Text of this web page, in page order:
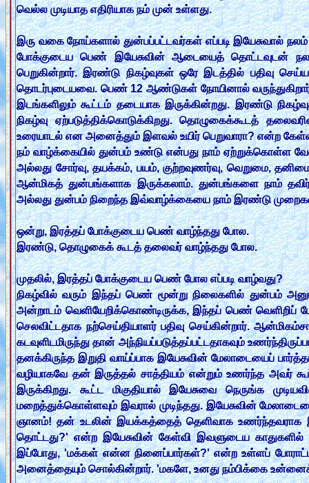
வெல்ல முடியாத எதிரியாக நம் முன் உள்ளது.
இரு வகை நோய்களால் துன்பப்பட்டவர்கள் எப்படி இயேசுவால்
போக்குடைய பெண் இயேசுவின் ஆடையைத் தொட்டவுடன்
பெறுகின்றார். இரண்டு நிகழ்வுகள் ஒரே இடத்தில் பதிவு
தொடர்புடையவை. பெண் 12 ஆண்டுகள் நோயினால்
இடங்களிலும் கூட்டம் தடையாக இருக்கின்றது. இரண்டு
நிகழ்வு ஏற்படுத்திக்கொடுக்கிறது. தொழுகைக்கூடத்
உரையாடல் என அனைத்தும் இளவல் உயிர் பெறுவாரா? என்ற
நம் வாழ்க்கையில் துன்பம் உண்டு என்பது நாம் ஏற்றுக்கொள்ள
அல்லது சோர்வு, தயக்கம், பயம், குற்றவுணர்வு, வெறுமை,
ஆன்மிகத் துன்பங்களாக இருக்கலாம். துன்பங்களை நாம்
அல்லது துன்பம் நிறைந்த இவ்வாழ்க்கையை நாம் இரண்டு
ஒன்று, இரத்தப் போக்குடைய பெண் வாழ்ந்தது போல.
இரண்டு, தொழுகைக் கூடத் தலைவர் வாழ்ந்தது போல.
முதலில், இரத்தப் போக்குடைய பெண் போல எப்படி வாழ்வது?
நிகழ்வில் வரும் இந்தப் பெண் மூன்று நிலைகளில் துன்பம்
அன்றாடம் வெளியேறிக்கொண்டிருக்க, இந்தப் பெண் வெளிறிப்
செலவிட்டதாக நற்செய்தியாளர் பதிவு செய்கின்றார்.
கடவுளிடமிருந்து தான் அந்நியப்படுத்தப்பட்டதாகவும்
தனக்கிருந்த இறுதி வாய்ப்பாக இயேசுவின் மேலாடையைப்
வழியாகவே தன் இருத்தல் சாத்தியம் என்றும் உணர்ந்த அவர்
இருக்கிறது. கூட்ட மிகுதியால் இயேசுவை நெருங்க
மறைத்துக்கொள்ளவும் இவரால் முடிந்தது. இயேசுவின்
ஞானம்! தன் உடலின் இயக்கத்தைத் தெளிவாக உணர்ந்தவராக
தொட்டது?' என்ற இயேசுவின் கேள்வி இவளுடைய
இப்போது, 'மக்கள் என்ன நினைப்பார்கள்?' என்ற உள்ளப்
அனைத்தையும் சொல்கின்றார். 'மகளே, உனது நம்பிக்கை உன்னைக்